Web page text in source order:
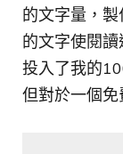
的文字量，
的文字使閱
投入了我的
但對於一個免